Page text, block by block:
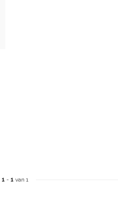
1 - 1 van 1